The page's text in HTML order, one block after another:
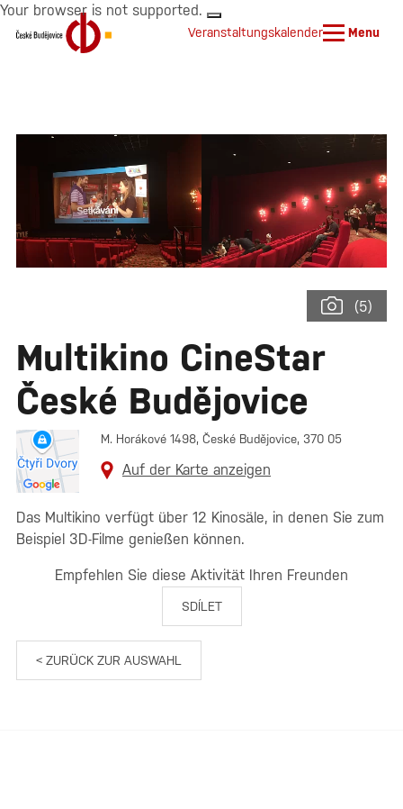
Your browser is not supported.
Veranstaltungskalender Menu
(5)
Multikino CineStar
České Budějovice
M. Horákové 1498, České Budějovice, 370 05
Auf der Karte anzeigen
Das Multikino verfügt über 12 Kinosäle, in denen Sie zum
Beispiel 3D-Filme genießen können.
Empfehlen Sie diese Aktivität Ihren Freunden
SDÍLET
< ZURÜCK ZUR AUSWAHL